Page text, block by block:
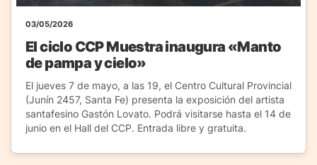
03/05/2026
El ciclo CCP Muestra inaugura «Manto
de pampa y cielo»
El jueves 7 de mayo, a las 19, el Centro Cultural Provincial
(Junín 2457, Santa Fe) presenta la exposición del artista
santafesino Gastón Lovato. Podrá visitarse hasta el 14 de
junio en el Hall del CCP. Entrada libre y gratuita.